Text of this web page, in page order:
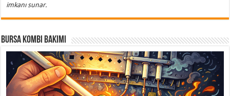
imkanı sunar.
Bursa Kombi Bakımı